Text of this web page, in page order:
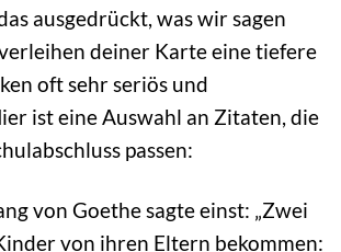
ausgedrückt, was wir sagen
deiner Karte eine tiefere
oft sehr seriös und
ist eine Auswahl an Zitaten, die
passen:
von Goethe sagte einst: „Zwei
von ihren Eltern bekommen: